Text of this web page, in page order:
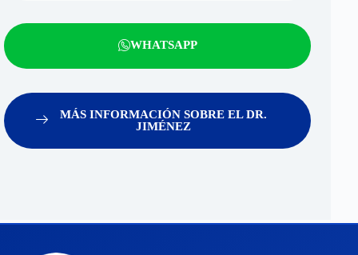
WHATSAPP
MÁS INFORMACIÓN SOBRE EL DR.
JIMÉNEZ